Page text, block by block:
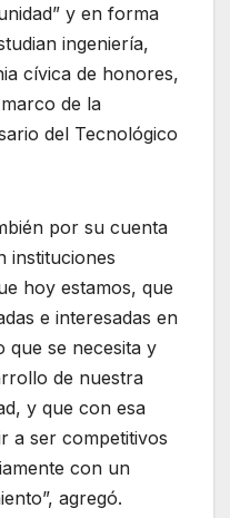
y en forma
ingeniería,
cívica de honores,
de la
del Tecnológico
por su cuenta
instituciones
hoy estamos, que
e interesadas en
que se necesita y
de nuestra
y que con esa
a ser competitivos
con un
agregó.